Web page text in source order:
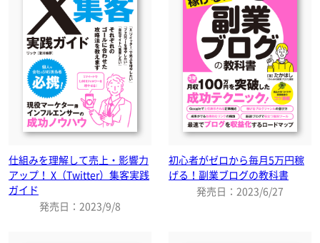
仕組みを理解して売上・影響力
アップ！ X（Twitter）集客実践
ガイド
発売日：2023/9/8
初心者がゼロから毎月5万円稼
げる！副業ブログの教科書
発売日：2023/6/27